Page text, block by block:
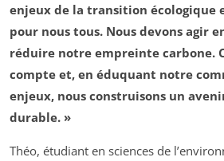
enjeux de la transition écologique
pour nous tous. Nous devons agir
réduire notre empreinte carbone.
compte et, en éduquant notre
enjeux, nous construisons un
durable. »
Théo, étudiant en sciences de